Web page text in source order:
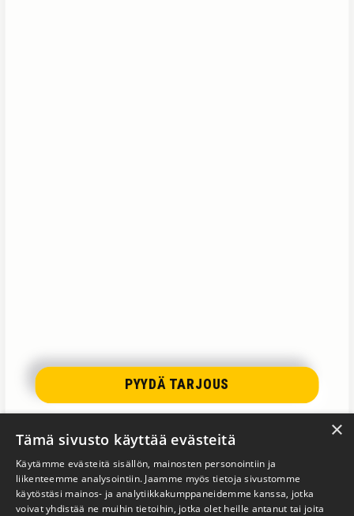
PYYDÄ TARJOUS
×
Tämä sivusto käyttää evästeitä
Käytämme evästeitä sisällön, mainosten personointiin ja
liikenteemme analysointiin. Jaamme myös tietoja sivustomme
käytöstäsi mainos- ja analytiikkakumppaneidemme kanssa, jotka
voivat yhdistää ne muihin tietoihin, jotka olet heille antanut tai joita